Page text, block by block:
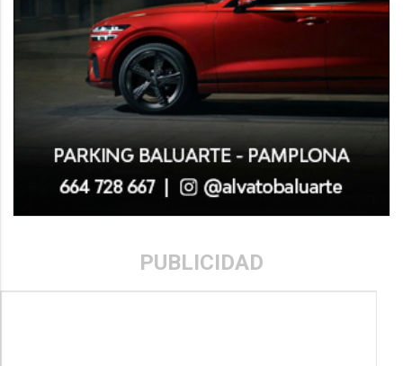
PUBLICIDAD